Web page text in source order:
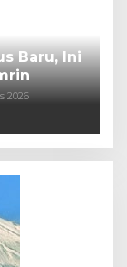
Baru, Ini
2026